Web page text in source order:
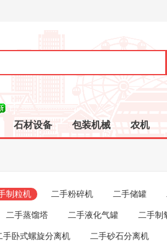
石材设备 包装机械 农机
制粒机 二手粉碎机 二手储罐
二手蒸馏塔 二手液化气罐 二手制
手卧式螺旋分离机 二手砂石分离机